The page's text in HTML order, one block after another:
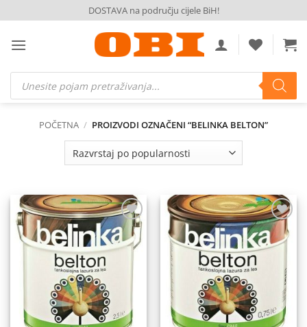
to
content
DOSTAVA na području cijele BiH!
Products
search
POČETNA / PROIZVODI OZNAČENI “BELINKA BELTON”
Dodaj
na
listu
Dodaj
na
listu